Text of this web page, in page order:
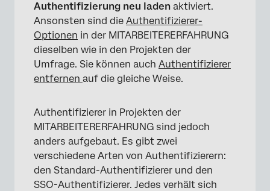
Authentifizierung neu laden aktiviert.
Ansonsten sind die Authentifizierer-
Optionen in der MITARBEITERERFAHRUNG
dieselben wie in den Projekten der
Umfrage. Sie können auch Authentifizierer
entfernen auf die gleiche Weise.
Authentifizierer in Projekten der
MITARBEITERERFAHRUNG sind jedoch
anders aufgebaut. Es gibt zwei
verschiedene Arten von Authentifizierern:
den Standard-Authentifizierer und den
SSO-Authentifizierer. Jedes verhält sich